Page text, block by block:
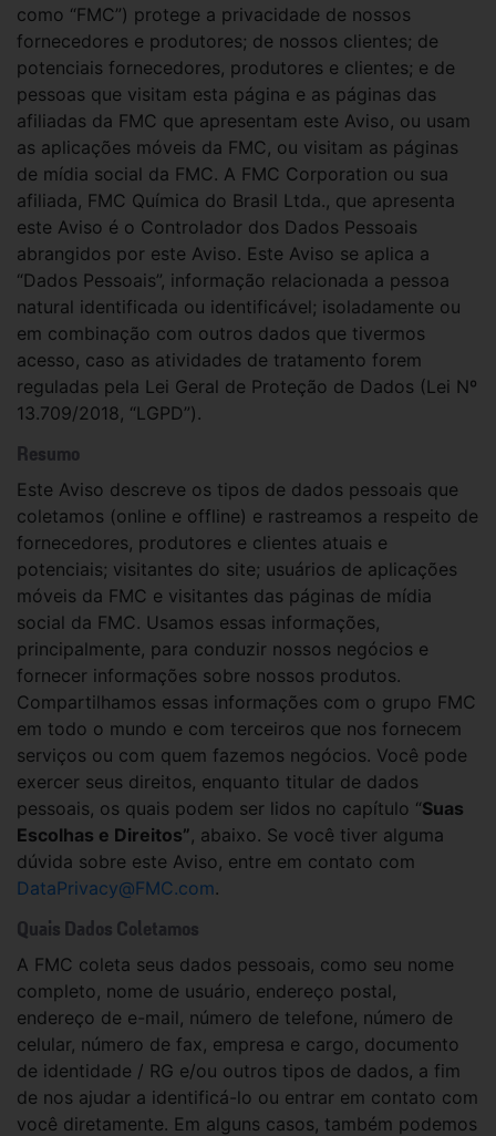
como “FMC”) protege a privacidade de nossos
fornecedores e produtores; de nossos clientes; de
potenciais fornecedores, produtores e clientes; e de
pessoas que visitam esta página e as páginas das
afiliadas da FMC que apresentam este Aviso, ou usam
as aplicações móveis da FMC, ou visitam as páginas
de mídia social da FMC. A FMC Corporation ou sua
afiliada, FMC Química do Brasil Ltda., que apresenta
este Aviso é o Controlador dos Dados Pessoais
abrangidos por este Aviso. Este Aviso se aplica a
“Dados Pessoais”, informação relacionada a pessoa
natural identificada ou identificável; isoladamente ou
em combinação com outros dados que tivermos
acesso, caso as atividades de tratamento forem
reguladas pela Lei Geral de Proteção de Dados (Lei Nº
13.709/2018, “LGPD”).
Resumo
Este Aviso descreve os tipos de dados pessoais que
coletamos (online e offline) e rastreamos a respeito de
fornecedores, produtores e clientes atuais e
potenciais; visitantes do site; usuários de aplicações
móveis da FMC e visitantes das páginas de mídia
social da FMC. Usamos essas informações,
principalmente, para conduzir nossos negócios e
fornecer informações sobre nossos produtos.
Compartilhamos essas informações com o grupo FMC
em todo o mundo e com terceiros que nos fornecem
serviços ou com quem fazemos negócios. Você pode
exercer seus direitos, enquanto titular de dados
pessoais, os quais podem ser lidos no capítulo “Suas
Escolhas e Direitos”, abaixo. Se você tiver alguma
dúvida sobre este Aviso, entre em contato com
DataPrivacy@FMC.com.
Quais Dados Coletamos
A FMC coleta seus dados pessoais, como seu nome
completo, nome de usuário, endereço postal,
endereço de e-mail, número de telefone, número de
celular, número de fax, empresa e cargo, documento
de identidade / RG e/ou outros tipos de dados, a fim
de nos ajudar a identificá-lo ou entrar em contato com
você diretamente. Em alguns casos, também podemos